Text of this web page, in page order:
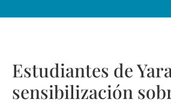
Estudiantes de
sensibilización